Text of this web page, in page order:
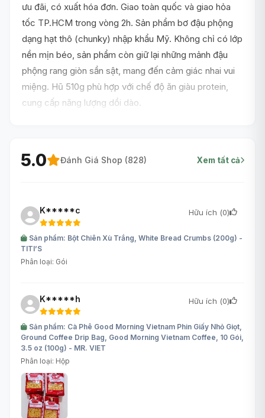
ưu đãi, có xuất hóa đơn. Giao toàn quốc và giao hỏa
tốc TP.HCM trong vòng 2h. Sản phẩm bơ đậu phộng
dạng hạt thô (chunky) nhập khẩu Mỹ. Không chỉ có lớp
nền mịn béo, sản phẩm còn giữ lại những mảnh đậu
phộng rang giòn sần sật, mang đến cảm giác nhai vui
miệng. Hũ 510g phù hợp với chế độ ăn giàu protein,
cung cấp năng lượng dồi dào.
5.0 Đánh Giá Shop (828) Xem tất cả
K*****c Hữu ích (0)
Sản phẩm: Bột Chiên Xù Trắng, White Bread Crumbs (200g) -
TITI’S
Phân loại: Gói
K*****h Hữu ích (0)
Sản phẩm: Cà Phê Good Morning Vietnam Phin Giấy Nhỏ Giọt,
Ground Coffee Drip Bag, Good Morning Vietnam Coffee, 10 Gói,
3.5 oz (100g) - MR. VIET
Phân loại: Hộp